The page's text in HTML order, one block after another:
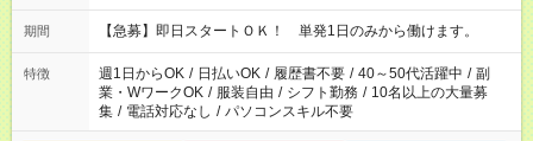
シフト例：8時間～＞ ・10：00～19：00 ・13：00～22：00 ・
22：00～翌6：00 など！是非ご希望をお聞かせください！
期間 【急募】即日スタートＯＫ！ 単発1日のみから働けます。
特徴 週1日からOK / 日払いOK / 履歴書不要 / 40～50代活躍中 / 副
業・WワークOK / 服装自由 / シフト勤務 / 10名以上の大量募
集 / 電話対応なし / パソコンスキル不要